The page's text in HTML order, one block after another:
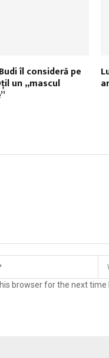
îl consideră pe
un „mascul
browser for the next time